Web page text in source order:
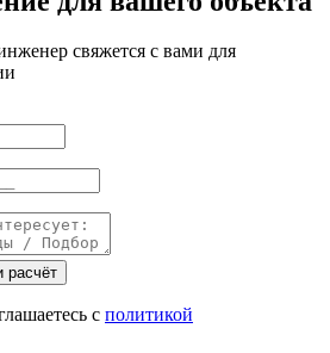
свяжется с вами для
расчёт
с политикой